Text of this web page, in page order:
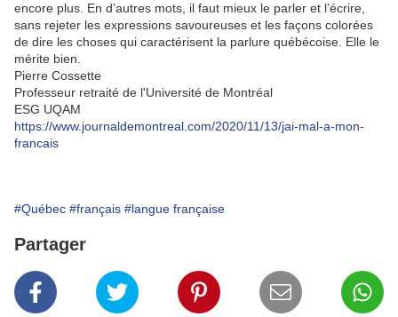
encore plus. En d’autres mots, il faut mieux le parler et l’écrire,
sans rejeter les expressions savoureuses et les façons colorées
de dire les choses qui caractérisent la parlure québécoise. Elle le
mérite bien.
Pierre Cossette
Professeur retraité de l'Université de Montréal
ESG UQAM
https://www.journaldemontreal.com/2020/11/13/jai-mal-a-mon-
francais
#Québec #français #langue française
Partager